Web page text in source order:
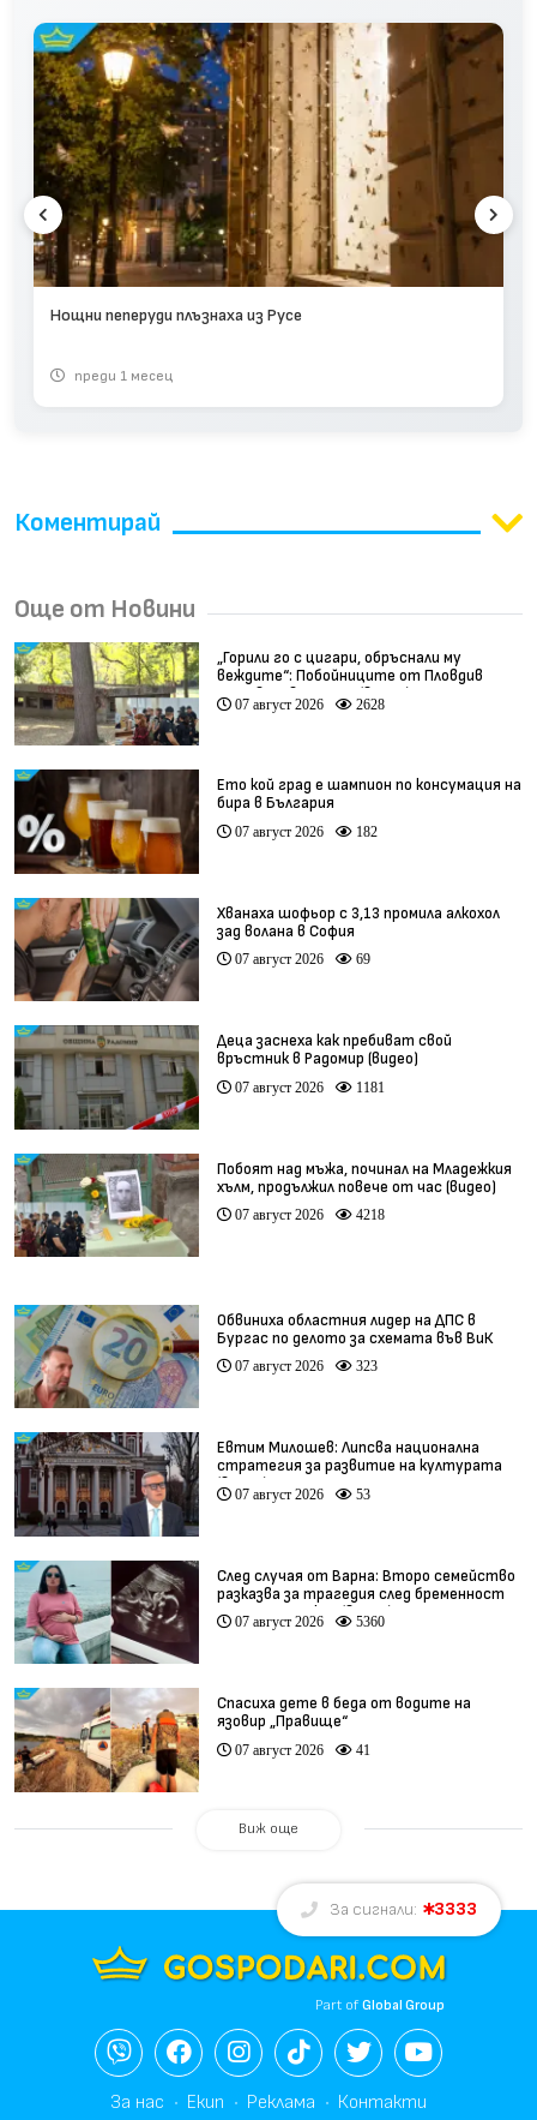
Нощни пеперуди плъзнаха из Русе
преди 1 месец
Коментирай
Още от Новини
„Горили го с цигари, обръснали му
веждите“: Побойниците от Пловдив
остават в ареста (видео)
07 август 2026 2628
Ето кой град е шампион по консумация на
бира в България
07 август 2026 182
Хванаха шофьор с 3,13 промила алкохол
зад волана в София
07 август 2026 69
Деца заснеха как пребиват свой
връстник в Радомир (видео)
07 август 2026 1181
Побоят над мъжа, починал на Младежкия
хълм, продължил повече от час (видео)
07 август 2026 4218
Обвиниха областния лидер на ДПС в
Бургас по делото за схемата във ВиК
07 август 2026 323
Евтим Милошев: Липсва национална
стратегия за развитие на културата
(видео)
07 август 2026 53
След случая от Варна: Второ семейство
разказва за трагедия след бременност
при същия лекар (видео)
07 август 2026 5360
Спасиха дете в беда от водите на
язовир „Правище“
07 август 2026 41
Виж още
За сигнали: 3333
Part ofGlobal Group
За нас Екип Реклама Контакти